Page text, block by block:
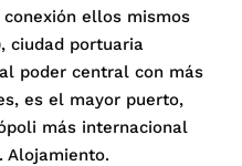
ellos mismos
ciudad portuaria
poder central con más
es el mayor puerto,
más internacional
Alojamiento.